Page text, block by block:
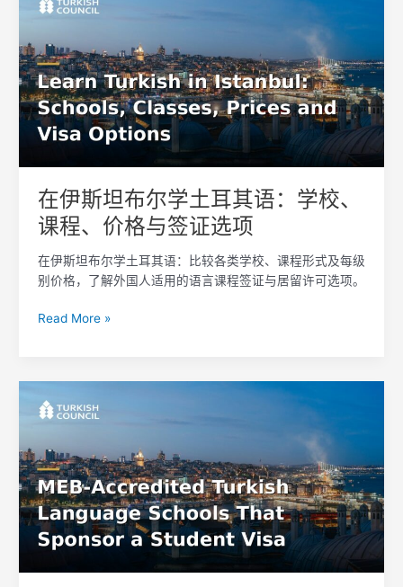
在伊斯坦布尔学土耳其语：学校、
课程、价格与签证选项
在伊斯坦布尔学土耳其语：比较各类学校、课程形式及每级
别价格，了解外国人适用的语言课程签证与居留许可选项。
伊
坦
布
尔
学
土
耳
学
校、
程、
价
与
选
项
Read More »
认
的
土
耳
其
语
学